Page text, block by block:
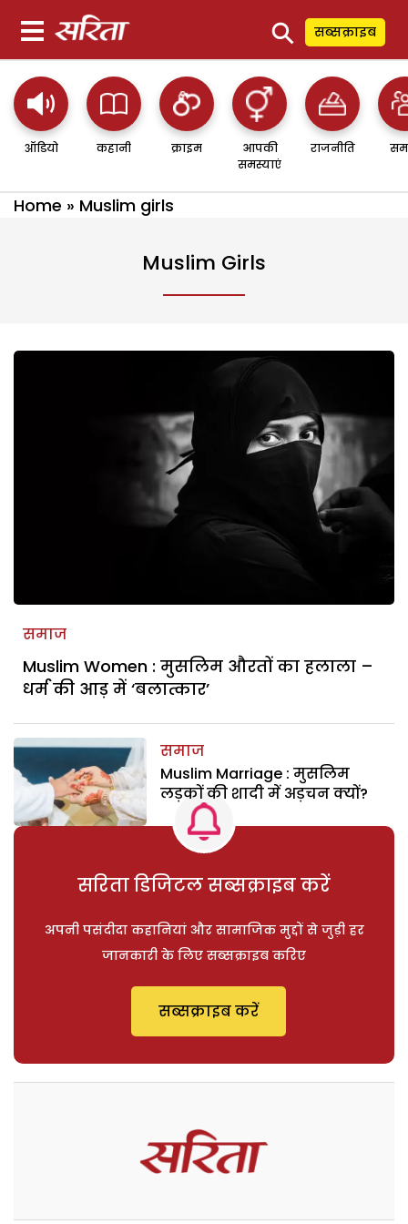
⚲ सब्सक्राइब
ऑडियो कहानी क्राइम
आपकी
समस्याएं
राजनीति
Home » Muslim girls
Muslim Girls
समाज
Muslim Women : मुसलिम औरतों का हलाला –
धर्म की आड़ में ‘बलात्कार’
समाज
Muslim Marriage : मुसलिम
लड़कों की शादी में अड़चन क्यों?
सरिता डिजिटल सब्सक्राइब करें
अपनी पसंदीदा कहानियां और सामाजिक मुद्दों से जुड़ी हर
जानकारी के लिए सब्सक्राइब करिए
सब्सक्राइब करें